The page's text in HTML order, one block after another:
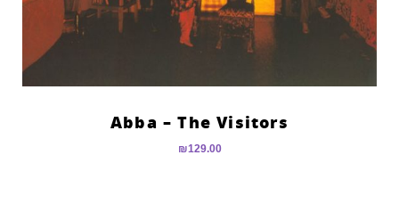
Abba – The Visitors
₪129.00